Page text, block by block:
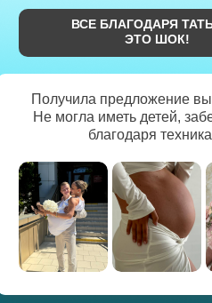
ВСЕ БЛАГОДАРЯ
ЭТО ШОК!
Получила предложение
Не могла иметь детей,
благодаря